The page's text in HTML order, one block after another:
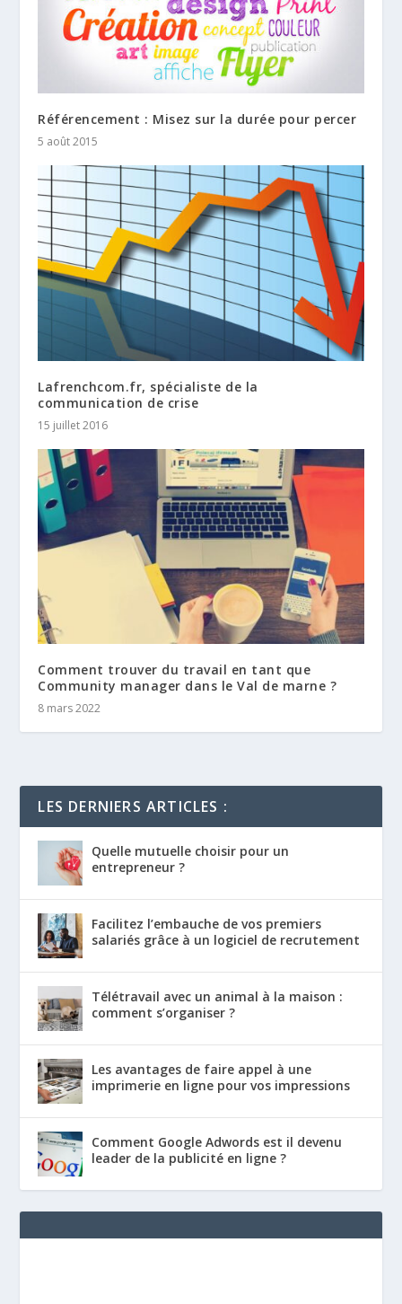
Référencement : Misez sur la durée pour percer
5 août 2015
Lafrenchcom.fr, spécialiste de la
communication de crise
15 juillet 2016
Comment trouver du travail en tant que
Community manager dans le Val de marne ?
8 mars 2022
LES DERNIERS ARTICLES :
Quelle mutuelle choisir pour un
entrepreneur ?
Facilitez l’embauche de vos premiers
salariés grâce à un logiciel de recrutement
Télétravail avec un animal à la maison :
comment s’organiser ?
Les avantages de faire appel à une
imprimerie en ligne pour vos impressions
Comment Google Adwords est il devenu
leader de la publicité en ligne ?